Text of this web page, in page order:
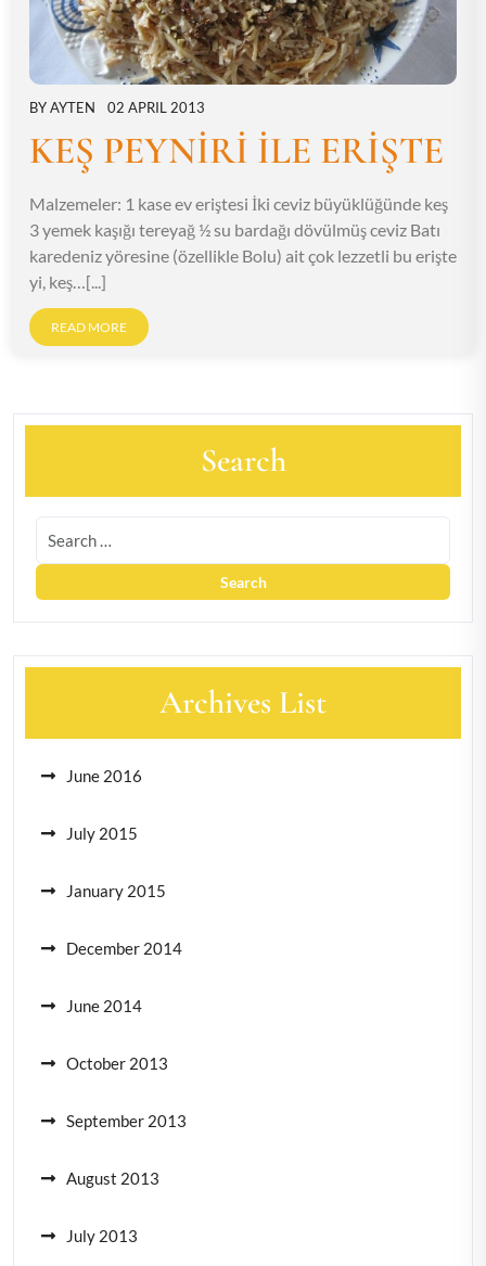
BYAYTEN 02 APRIL 2013
KEŞ PEYNİRİ İLE ERİŞTE
Malzemeler: 1 kase ev eriştesi İki ceviz büyüklüğünde keş
3 yemek kaşığı tereyağ ½ su bardağı dövülmüş ceviz Batı
karedeniz yöresine (özellikle Bolu) ait çok lezzetli bu erişte
yi, keş…[...]
READ MORE
Search
Archives List
June 2016
July 2015
January 2015
December 2014
June 2014
October 2013
September 2013
August 2013
July 2013